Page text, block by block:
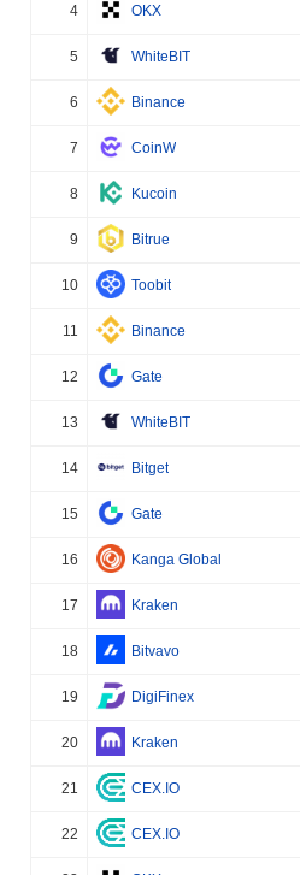
4 OKX
5 WhiteBIT
6 Binance
7 CoinW
8 Kucoin
9 Bitrue
10 Toobit
11 Binance
12 Gate
13 WhiteBIT
14 Bitget
15 Gate
16 Kanga Global
17 Kraken
18 Bitvavo
19 DigiFinex
20 Kraken
21 CEX.IO
22 CEX.IO